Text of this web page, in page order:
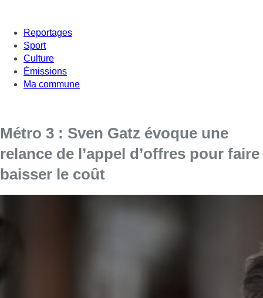
Reportages
Sport
Culture
Émissions
Ma commune
Métro 3 : Sven Gatz évoque une
relance de l’appel d’offres pour faire
baisser le coût